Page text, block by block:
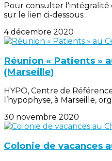
Pour consulter
sur le lien ci-dessous :
4 décembre 2020
Réunion « Patients »
(Marseille)
HYPO, Centre de
l’hypophyse, à Marseille,
30 novembre 2020
Colonie de vacances